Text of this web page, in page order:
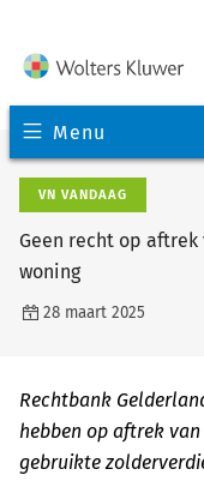
Menu
VN VANDAAG
Geen recht op
woning
28 maart 2025
Rechtbank
hebben op aftrek
gebruikte